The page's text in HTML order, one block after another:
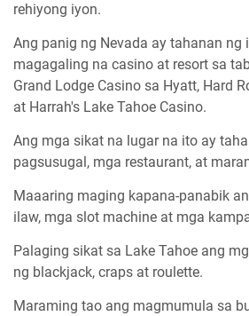
rehiyong iyon.
Ang panig ng Nevada ay tahanan ng
magagaling na casino at resort sa
Grand Lodge Casino sa Hyatt, Hard
at Harrah's Lake Tahoe Casino.
Ang mga sikat na lugar na ito ay
pagsusugal, mga restaurant, at
Maaaring maging kapana-panabik
ilaw, mga slot machine at mga
Palaging sikat sa Lake Tahoe ang
ng blackjack, craps at roulette.
Maraming tao ang magmumula sa